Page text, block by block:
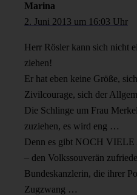
Marina
2. Juni 2013 um 16:03 Uhr
Herr Rösler kann sich nicht
ziehen!
Er hat eben keine Größe,
Zivilcourage, sich der
Die Schlinge um Frau
zuziehen, es wird eng …
Denn es gibt NOCH VIELE
– den Volkssouverän
Bundeskanzlerin, die ihrer
Zugzwang …